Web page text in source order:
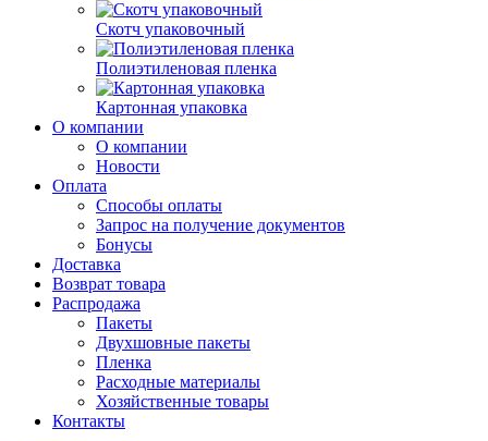
Скотч упаковочный
Полиэтиленовая пленка
Картонная упаковка
О компании
О компании
Новости
Оплата
Способы оплаты
Запрос на получение документов
Бонусы
Доставка
Возврат товара
Распродажа
Пакеты
Двухшовные пакеты
Пленка
Расходные материалы
Хозяйственные товары
Контакты